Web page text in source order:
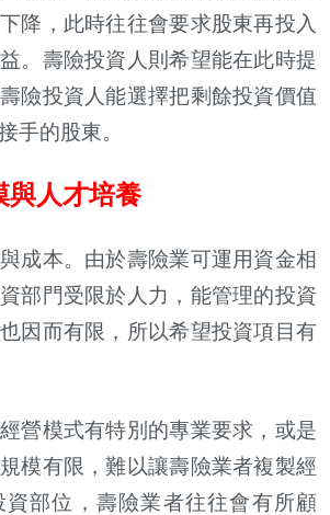
降，此時往往會要求股東再投入
。壽險投資人則希望能在此時提
險投資人能選擇把剩餘投資價值
手的股東。
與人才培養
成本。由於壽險業可運用資金相
部門受限於人力，能管理的投資
因而有限，所以希望投資項目有
經營模式有特別的專業要求，或是
模有限，難以讓壽險業者複製經
部位，壽險業者往往會有所顧